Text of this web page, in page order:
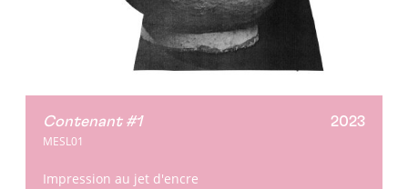
Contenant #1
2023
MESL01
Impression au jet d'encre